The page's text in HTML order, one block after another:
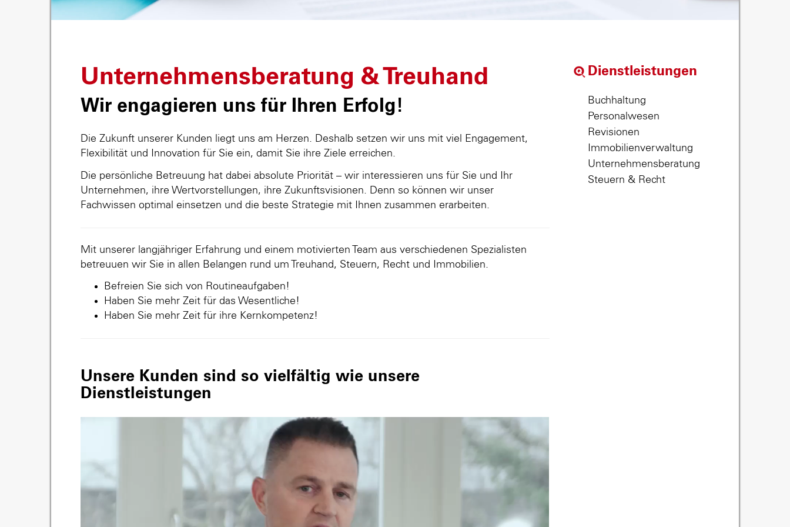
Unternehmensberatung & Treuhand
Wir engagieren uns für Ihren Erfolg!
Die Zukunft unserer Kunden liegt uns am Herzen. Deshalb setzen wir uns mit viel Engagement,
Flexibilität und Innovation für Sie ein, damit Sie ihre Ziele erreichen.
Die persönliche Betreuung hat dabei absolute Priorität – wir interessieren uns für Sie und Ihr
Unternehmen, ihre Wertvorstellungen, ihre Zukunftsvisionen. Denn so können wir unser
Fachwissen optimal einsetzen und die beste Strategie mit Ihnen zusammen erarbeiten.
Mit unserer langjähriger Erfahrung und einem motivierten Team aus verschiedenen Spezialisten
betreuuen wir Sie in allen Belangen rund um Treuhand, Steuern, Recht und Immobilien.
Befreien Sie sich von Routineaufgaben!
Haben Sie mehr Zeit für das Wesentliche!
Haben Sie mehr Zeit für ihre Kernkompetenz!
Unsere Kunden sind so vielfältig wie unsere
Dienstleistungen
Dienstleistungen
Buchhaltung
Personalwesen
Revisionen
Immobilienverwaltung
Unternehmensberatung
Steuern & Recht